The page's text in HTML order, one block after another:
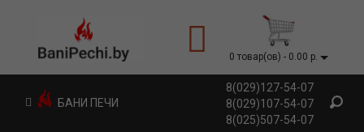
0 товар(ов) - 0.00 р.
8(029)127-54-07
8(029)107-54-07
8(025)507-54-07
БАНИ ПЕЧИ